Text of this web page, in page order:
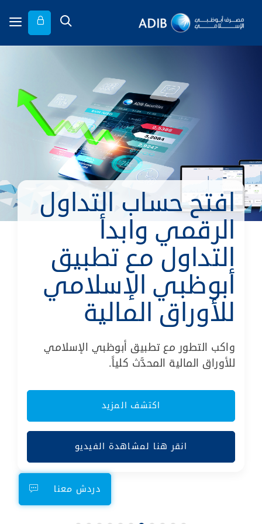
افتح حساب التداول
الرقمي وابدأ
التداول مع تطبيق
أبوظبي الإسلامي
للأوراق المالية
واكب التطور مع تطبيق أبوظبي الإسلامي
للأوراق المالية المحدَّث كلياً.
اكتشف المزيد
انقر هنا لمشاهدة الفيديو
دردش معنا